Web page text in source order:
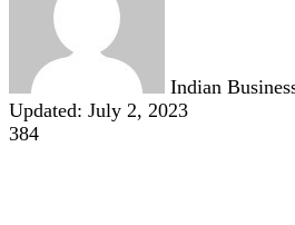
Indian
Updated: July 2, 2023
384